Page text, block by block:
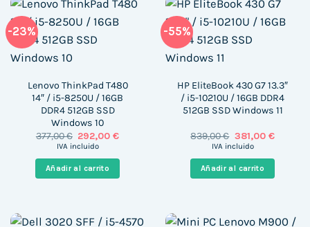
-23%
Lenovo ThinkPad T480
14″ / i5-8250U / 16GB
DDR4 512GB SSD
Windows 10
377,00€ El
precio
era:
377,00 €.
292,00€El
es:
292,00 €.
IVA incluido
Añadir al carrito
-55%
HP EliteBook 430 G7 13.3″
/ i5-10210U / 16GB DDR4
512GB SSD Windows 11
839,00€ El
precio
era:
839,00 €.
381,00 €El
es:
381,00
IVA incluido
Añadir al carrito